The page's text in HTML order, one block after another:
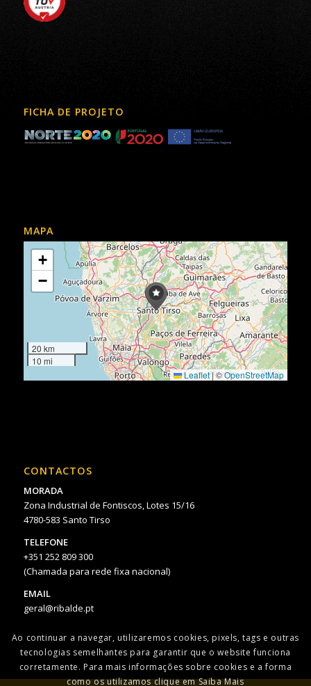
FICHA DE PROJETO
MAPA
+
−
20 km
10 mi
Leaflet|©OpenStreetMap
CONTACTOS
MORADA
Zona Industrial de Fontiscos, Lotes 15/16
4780-583 Santo Tirso
TELEFONE
+351 252 809 300
(Chamada para rede fixa nacional)
EMAIL
geral@ribalde.pt
Ao continuar a navegar, utilizaremos cookies, pixels, tags e outras
tecnologias semelhantes para garantir que o website funciona
corretamente. Para mais informações sobre cookies e a forma
como os utilizamos clique em Saiba Mais